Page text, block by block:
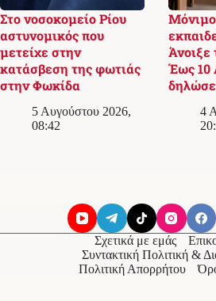
Στο νοσοκομείο Ρίου
αστυνομικός που
μετείχε στην
κατάσβεση της φωτιάς
στην Φωκίδα
5 Αυγούστου 2026,
08:42
Έως 10
4
Σχετικά με εμάς
Συντακτική Πολιτική &
Πολιτική Απορρήτου